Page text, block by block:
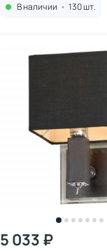
В наличии • 130 шт.
5 033 ₽